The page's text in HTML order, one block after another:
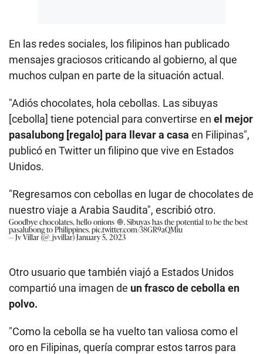
En las redes sociales, los filipinos han publicado
mensajes graciosos criticando al gobierno, al que
muchos culpan en parte de la situación actual.
"Adiós chocolates, hola cebollas. Las sibuyas
[cebolla] tiene potencial para convertirse en el mejor
pasalubong [regalo] para llevar a casa en Filipinas",
publicó en Twitter un filipino que vive en Estados
Unidos.
"Regresamos con cebollas en lugar de chocolates de
nuestro viaje a Arabia Saudita", escribió otro.
Goodbye chocolates, hello onions 🧅. Sibuyas has the potential to be the best
pasalubong to Philippines.pic.twitter.com/38GR9aQMiu
— Jv Villar (@_jvvillar)January 5, 2023
Otro usuario que también viajó a Estados Unidos
compartió una imagen de un frasco de cebolla en
polvo.
"Como la cebolla se ha vuelto tan valiosa como el
oro en Filipinas, quería comprar estos tarros para